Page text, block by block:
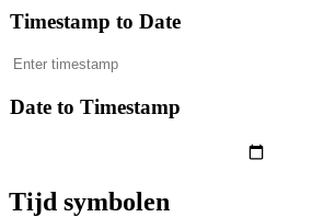
Timestamp to Date
Date to Timestamp
Tijd symbolen